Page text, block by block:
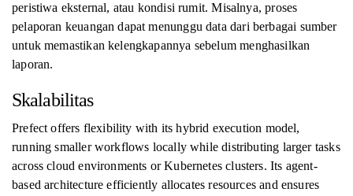
peristiwa eksternal, atau kondisi rumit. Misalnya, proses
pelaporan keuangan dapat menunggu data dari berbagai sumber
untuk memastikan kelengkapannya sebelum menghasilkan
laporan.
Skalabilitas
Prefect offers flexibility with its hybrid execution model,
running smaller workflows locally while distributing larger tasks
across cloud environments or Kubernetes clusters. Its agent-
based architecture efficiently allocates resources and ensures